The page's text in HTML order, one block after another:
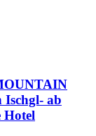
Ischgl- ab
Hotel